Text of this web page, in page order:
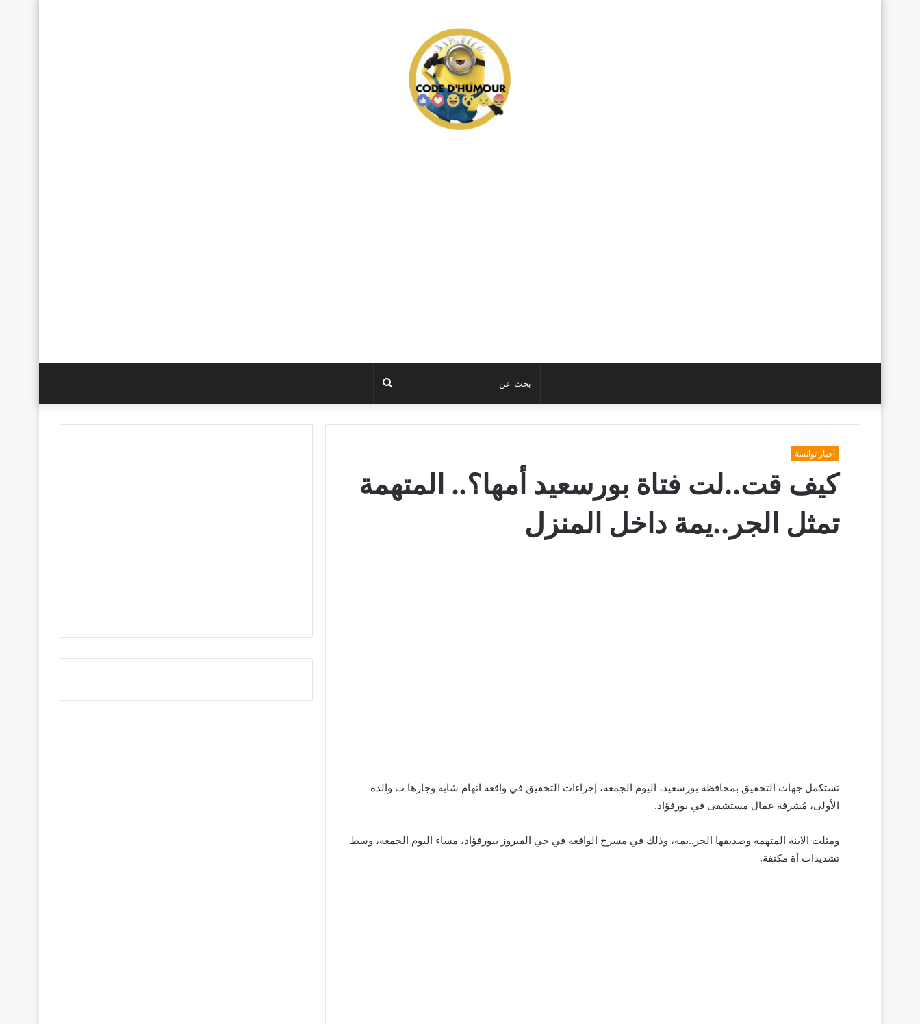
بحث
عن
أخبار توانسة
كيف قت..لت فتاة بورسعيد أمها؟.. المتهمة
تمثل الجر..يمة داخل المنزل
تستكمل جهات التحقيق بمحافظة بورسعيد، اليوم الجمعة، إجراءات التحقيق في واقعة اتهام شابة وجارها ب والدة
الأولى، مُشرفة عمال مستشفى في بورفؤاد.
ومثلت الابنة المتهمة وصديقها الجر..يمة، وذلك في مسرح الواقعة في حي الفيروز ببورفؤاد، مساء اليوم الجمعة، وسط
تشديدات أة مكثفة.